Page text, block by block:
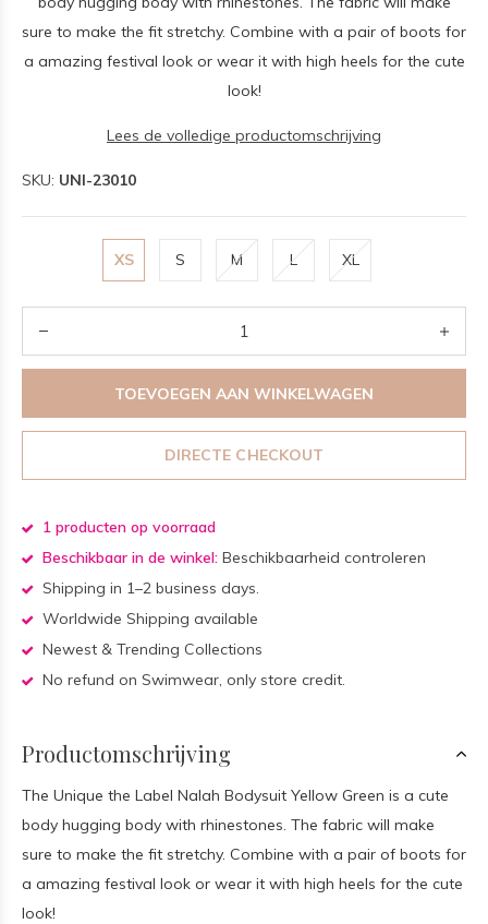
sure to make the fit stretchy. Combine with a pair of boots for
a amazing festival look or wear it with high heels for the cute
look!
Lees de volledige productomschrijving
SKU: UNI-23010
XS S M L XL
TOEVOEGEN AAN WINKELWAGEN
DIRECTE CHECKOUT
1 producten op voorraad
Beschikbaar in de winkel: Beschikbaarheid controleren
Shipping in 1–2 business days.
Worldwide Shipping available
Newest & Trending Collections
No refund on Swimwear, only store credit.
Productomschrijving
The Unique the Label Nalah Bodysuit Yellow Green is a cute
body hugging body with rhinestones. The fabric will make
sure to make the fit stretchy. Combine with a pair of boots for
a amazing festival look or wear it with high heels for the cute
look!